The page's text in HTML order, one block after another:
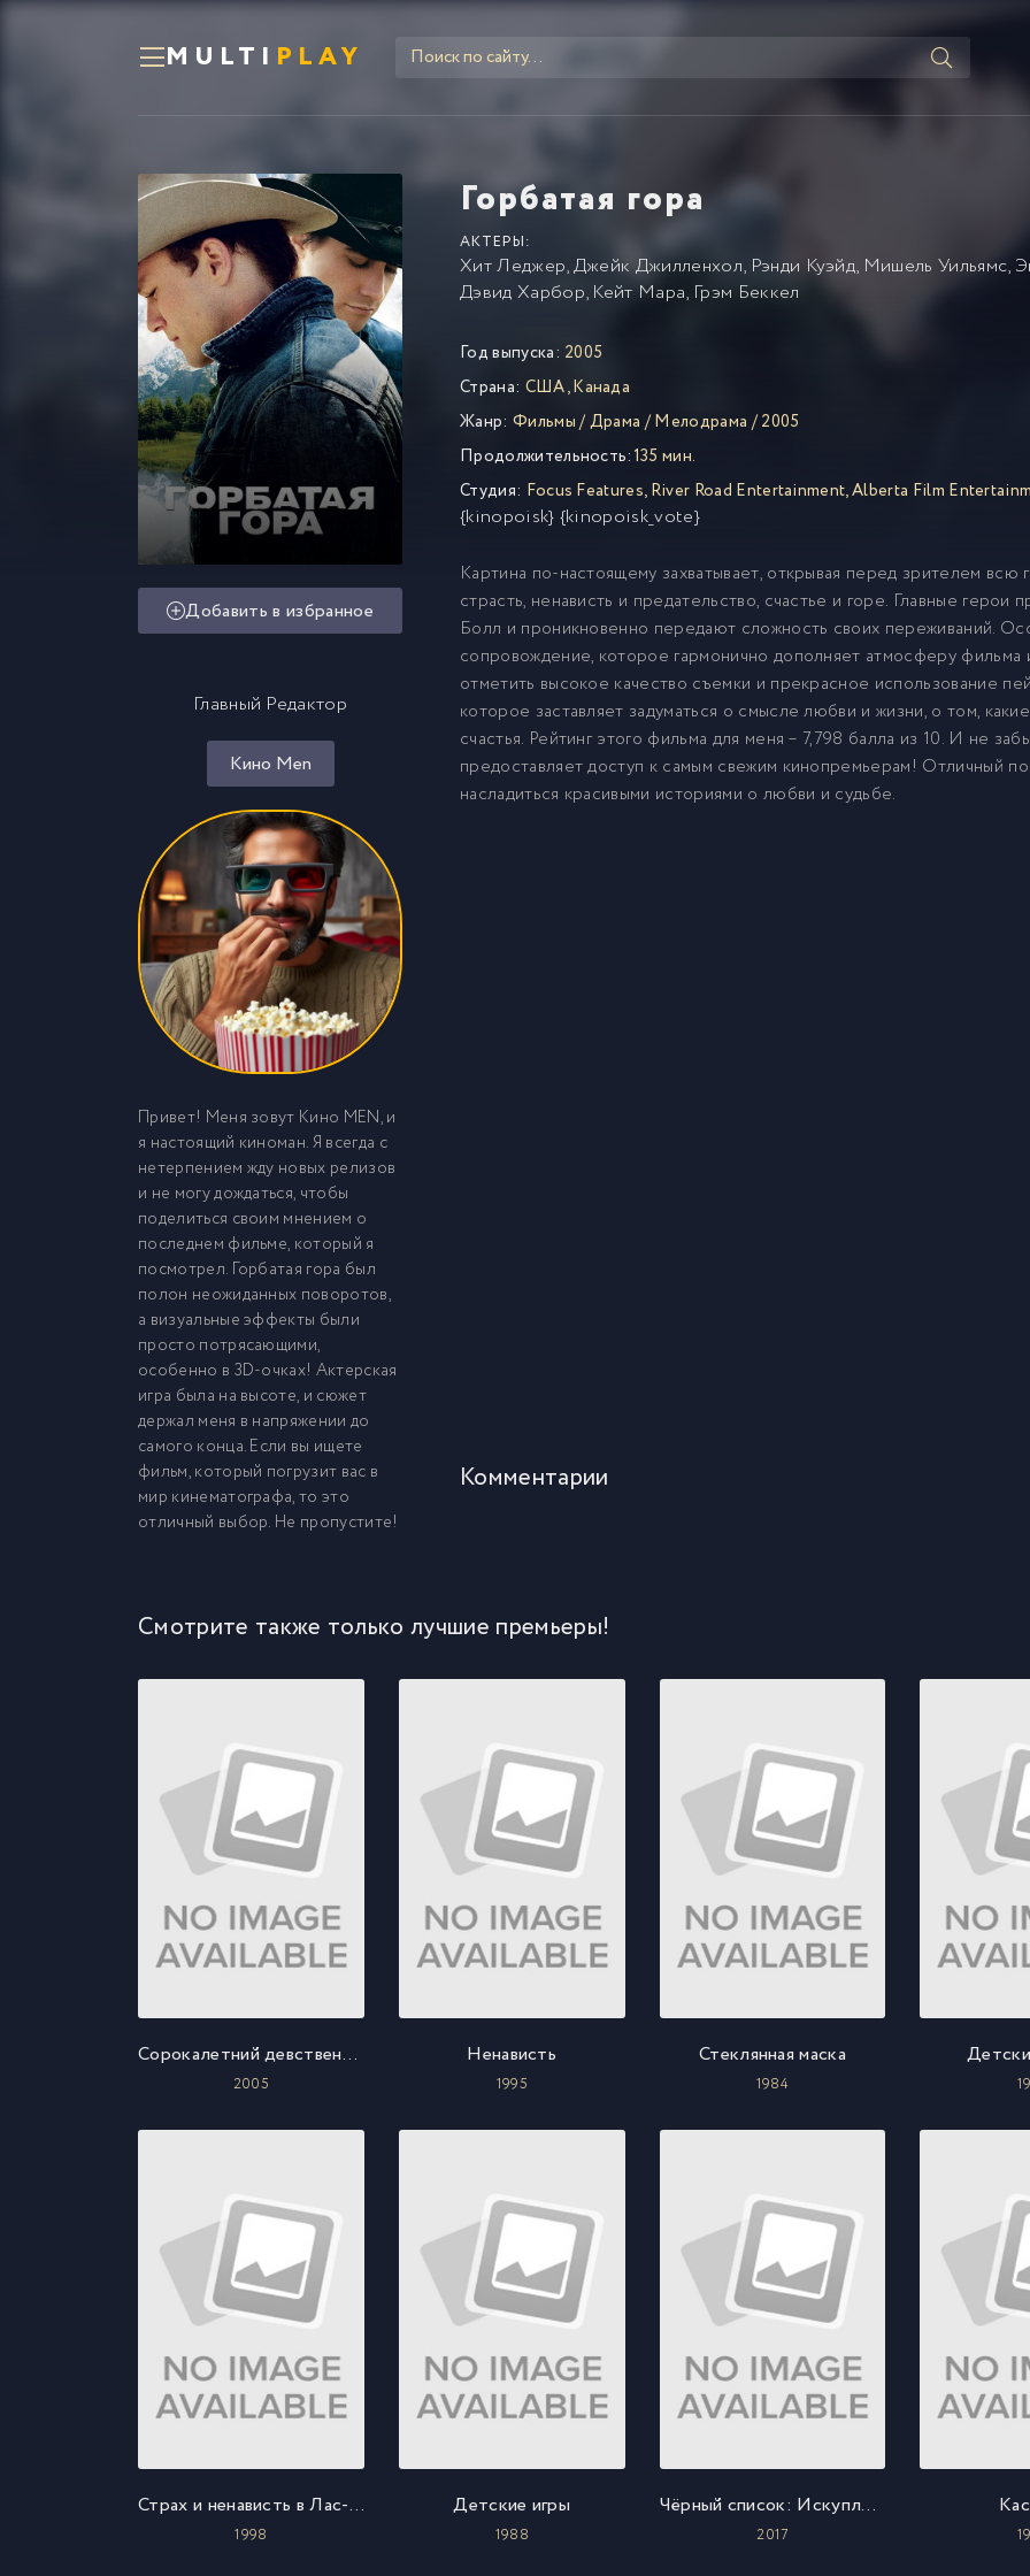
MULTI PLAY
Горбатая гора
АКТЕРЫ:
Хит Леджер,Джейк Джилленхол, Рэнди Куэйд, Мишель Уильямс,
Дэвид Харбор, Кейт Мара, Грэм Беккел
Добавить в избранное
Главный Редактор
Кино Men
Привет! Меня зовут Кино MEN, и
я настоящий киноман. Я всегда с
нетерпением жду новых релизов
и не могу дождаться, чтобы
поделиться своим мнением о
последнем фильме, который я
посмотрел. Горбатая гора был
полон неожиданных поворотов,
а визуальные эффекты были
просто потрясающими,
особенно в 3D-очках! Актерская
игра была на высоте, и сюжет
держал меня в напряжении до
самого конца. Если вы ищете
фильм, который погрузит вас в
мир кинематографа, то это
отличный выбор. Не пропустите!
Год выпуска: 2005
Страна: США,Канада
Жанр: Фильмы/Драма /Мелодрама /2005
Продолжительность:135 мин.
Студия: Focus Features,River Road Entertainment,Alberta Film
{kinopoisk} {kinopoisk_vote}
Картина по-настоящему захватывает, открывая перед зрителем
страсть, ненависть и предательство, счастье и горе. Главные
Болл и проникновенно передают сложность своих переживаний.
сопровождение, которое гармонично дополняет атмосферу фильма
отметить высокое качество съемки и прекрасное использование
которое заставляет задуматься о смысле любви и жизни, о том,
счастья. Рейтинг этого фильма для меня – 7,798 балла из 10. И не
предоставляет доступ к самым свежим кинопремьерам! Отличный
насладиться красивыми историями о любви и судьбе.
Комментарии
Смотрите также только лучшие премьеры!
Сорокалетний девственник
2005
Ненависть
1995
Стеклянная маска
1984
Страх и ненависть в Лас-Вегасе
1998
Детские игры
1988
Чёрный список: Искупление
2017